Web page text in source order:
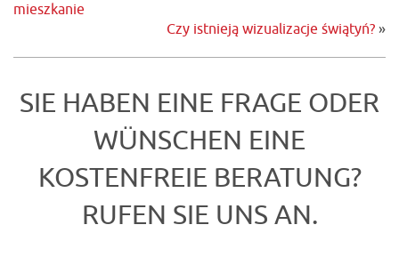
mieszkanie
Czy istnieją wizualizacje świątyń? »
SIE HABEN EINE FRAGE ODER
WÜNSCHEN EINE
KOSTENFREIE BERATUNG?
RUFEN SIE UNS AN.